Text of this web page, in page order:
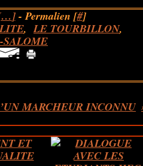
…]- Permalien [#]
,LE TOURBILLON,
SALOME
MARCHEUR INCONNU